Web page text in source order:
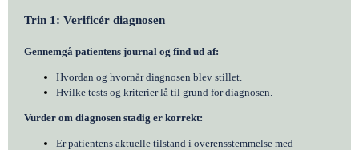
Trin 1: Verificér diagnosen
Gennemgå patientens journal og find ud af:
Hvordan og hvornår diagnosen blev stillet.
Hvilke tests og kriterier lå til grund for diagnosen.
Vurder om diagnosen stadig er korrekt:
Er patientens aktuelle tilstand i overensstemmelse med